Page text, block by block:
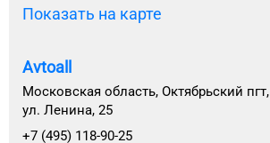
Показать на карте
Avtoall
Московская область, Октябрьский пгт,
ул. Ленина, 25
+7 (495) 118-90-25